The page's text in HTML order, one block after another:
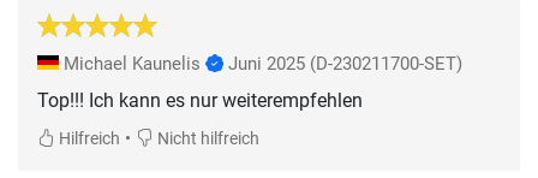
Michael Kaunelis Juni 2025 (D-230211700-SET)
Top!!! Ich kann es nur weiterempfehlen
Hilfreich • Nicht hilfreich